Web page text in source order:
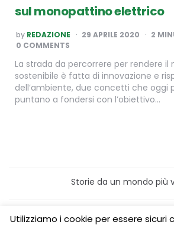
sul monopattino elettrico
POSTED
BY
by REDAZIONE 29 APRILE 2020 2
0 COMMENTS
La strada da percorrere per rendere il
sostenibile è fatta di innovazione e
dell’ambiente, due concetti che oggi
puntano a fondersi con l’obiettivo…
Storie da un mondo più
Home
Turismo
Utilizziamo i cookie per essere sicuri